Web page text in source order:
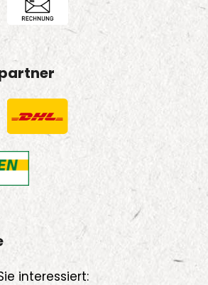
interessiert: